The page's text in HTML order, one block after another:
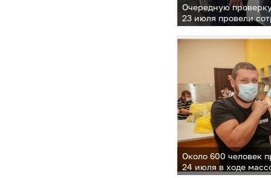
Очередную
23 июля провели
регионального
транспортного
Около 600 человек
24 июля в ходе